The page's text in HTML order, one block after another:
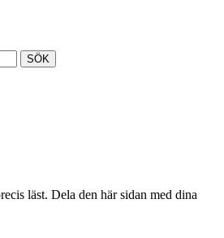
läst. Dela den här sidan med dina